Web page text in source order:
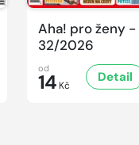
Aha! pro ženy -
32/2026
od
14 Kč
Detail